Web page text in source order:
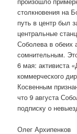
столкновения на
путь в центр был
центральные
Соболева в обеих
сомнительным.
6 мая: активиста
коммерческого
Косвенным
что 9 августа
подписку о
Олег Архипенков